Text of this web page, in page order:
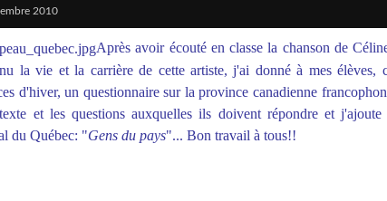
2010
Après avoir écouté en classe la chanson de
la vie et la carrière de cette artiste, j'ai donné à mes élèves,
d'hiver, un questionnaire sur la province canadienne
et les questions auxquelles ils doivent répondre et
du Québec: "Gens du pays"... Bon travail à tous!!